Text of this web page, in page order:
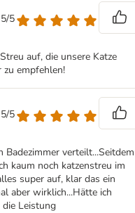
5
auf, die unsere Katze
empfehlen!
5
Badezimmer verteilt...Seitdem
kaum noch katzenstreu im
super auf, klar das ein
aber wirklich...Hätte ich
Leistung